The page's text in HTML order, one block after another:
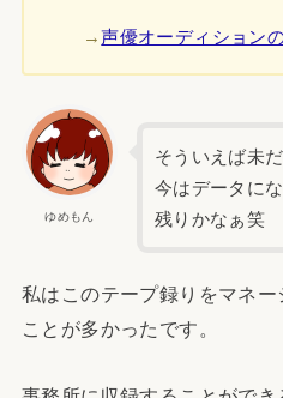
→声優オーディション
ゆめもん
そういえば未
今はデータに
残りかなぁ笑
私はこのテープ録りをマネ
ことが多かったです。